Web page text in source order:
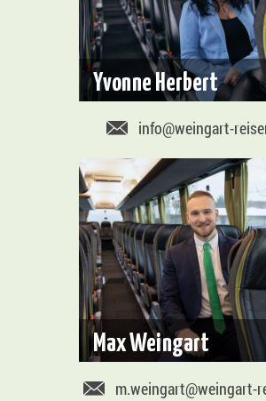
Yvonne Herbert
info@weingart-
Max Weingart
m.weingart@weingart-